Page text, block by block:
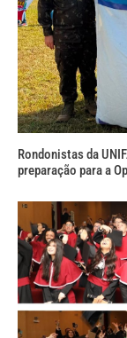
Rondonistas da
preparação para a